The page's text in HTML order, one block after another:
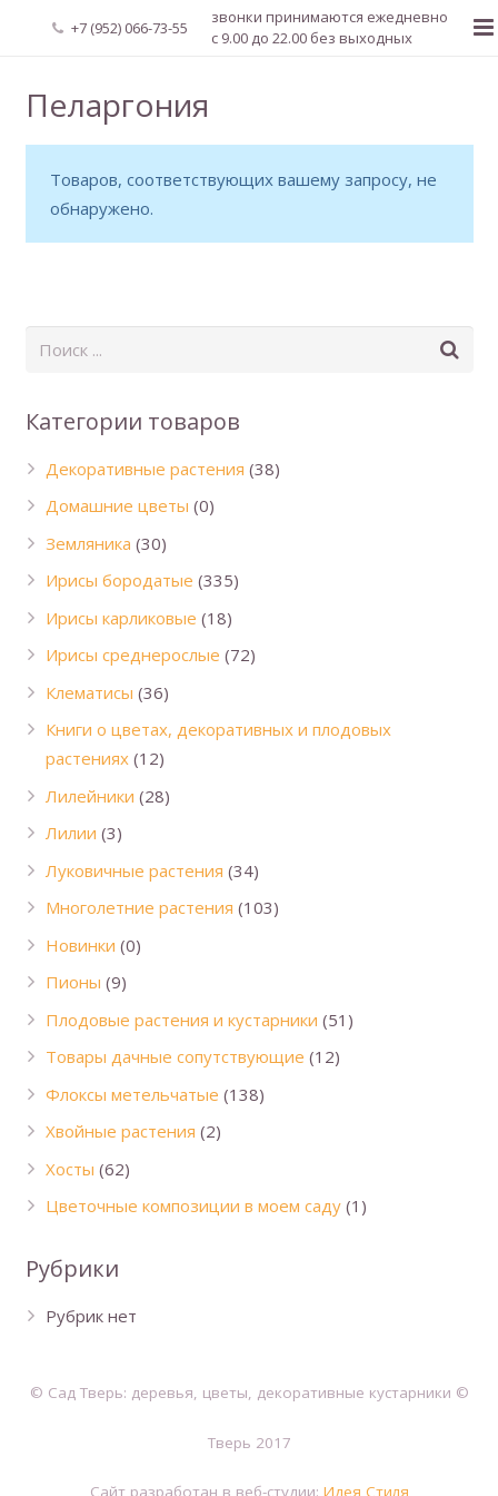
+7 (952) 066-73-55
звонки принимаются ежедневно
с 9.00 до 22.00 без выходных
Новости
Мой аккаунт
Пеларгония
Товаров, соответствующих вашему запросу, не
обнаружено.
Категории товаров
Декоративные растения (38)
Домашние цветы (0)
Земляника (30)
Ирисы бородатые (335)
Ирисы карликовые (18)
Ирисы среднерослые (72)
Клематисы (36)
Книги о цветах, декоративных и плодовых
растениях (12)
Лилейники (28)
Лилии (3)
Луковичные растения (34)
Многолетние растения (103)
Новинки (0)
Пионы (9)
Плодовые растения и кустарники (51)
Товары дачные сопутствующие (12)
Флоксы метельчатые (138)
Хвойные растения (2)
Хосты (62)
Цветочные композиции в моем саду (1)
Рубрики
Рубрик нет
© Сад Тверь: деревья, цветы, декоративные кустарники ©
Тверь 2017
Сайт разработан в веб-студии: Идея Стиля